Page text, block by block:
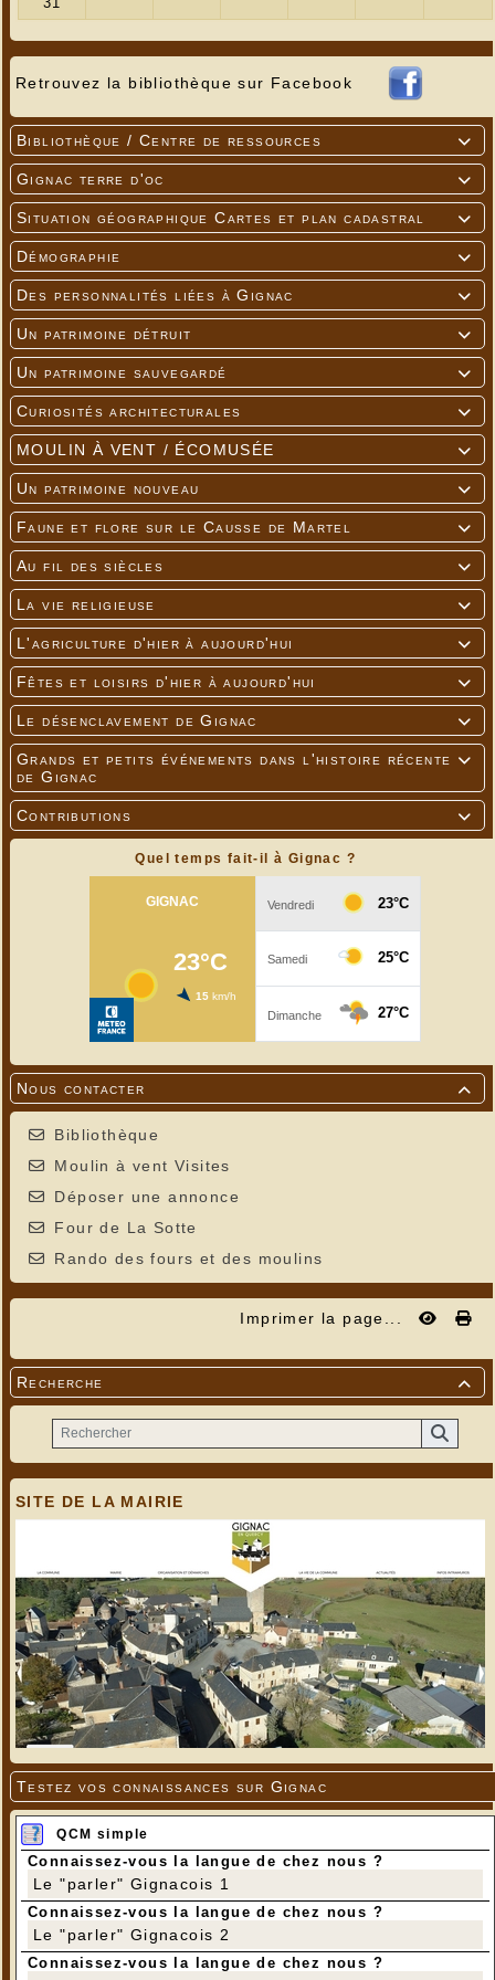
Retrouvez la bibliothèque sur Facebook

Bibliothèque / Centre de ressources

Gignac terre d'oc

Situation géographique Cartes et plan cadastral

Démographie

Des personnalités liées à Gignac

Un patrimoine détruit

Un patrimoine sauvegardé

Curiosités architecturales

MOULIN À VENT / ÉCOMUSÉE

Un patrimoine nouveau

Faune et flore sur le Causse de Martel

Au fil des siècles

La vie religieuse

L'agriculture d'hier à aujourd'hui

Fêtes et loisirs d'hier à aujourd'hui

Le désenclavement de Gignac

Grands et petits événements dans l'histoire récente
de Gignac

Contributions
Quel temps fait-il à Gignac ?

Nous contacter
Bibliothèque
Moulin à vent Visites
Déposer une annonce
Four de La Sotte
Rando des fours et des moulins
Imprimer la page...

Recherche
SITE DE LA MAIRIE
Testez vos connaissances sur Gignac
QCM simple
Connaissez-vous la langue de chez nous ?
Le "parler" Gignacois 1
Connaissez-vous la langue de chez nous ?
Le "parler" Gignacois 2
Connaissez-vous la langue de chez nous ?
Retrait jusqu’au 24 décembre à midi
Réservations par téléphone au 05 65 32 79 76 /
lereperegourmand46@gmail.comou
sur place
Création pensées et préparées avec amour.
🪵 Nos bûches sont disponibles surgelées pour
les dégustez plus tard ; sortez-les du
congélateur la veille et laissez-les au
réfrigérateur pour le lendemain. Information à
préciser lors de la réservation.
Merci et nous souhaitons de bonnes fêtes à
toutes et tous
---
Bûche “Exotique & Tonka”
Bûche “Vanille cacahuète”